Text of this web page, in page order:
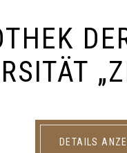
DETAILS